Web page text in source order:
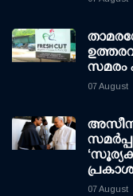
സമരം
07 August
07 August